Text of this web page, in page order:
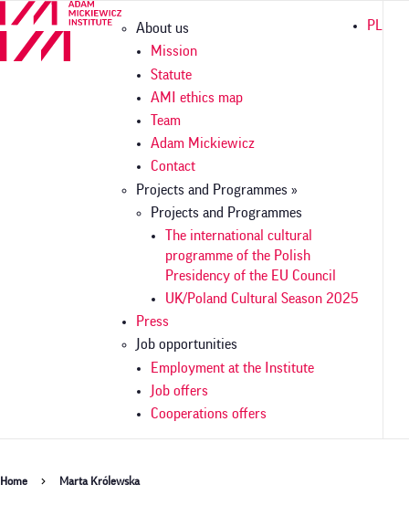
Skip
main
Główna
nawigacja
About us
Mission
Statute
AMI ethics map
Team
Adam Mickiewicz
Contact
Projects and Programmes »
Projects and Programmes
The international cultural
programme of the Polish
Presidency of the EU Council
UK/Poland Cultural Season 2025
Press
Job opportunities
Employment at the Institute
Job offers
Cooperations offers
PL
Breadcrumb
Home Marta Królewska